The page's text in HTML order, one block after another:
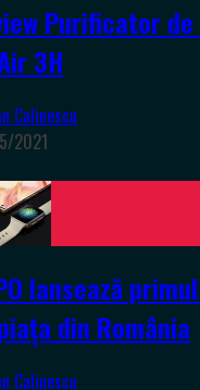
Purificator
3H
Calinescu
2021
lansează
din România
Calinescu